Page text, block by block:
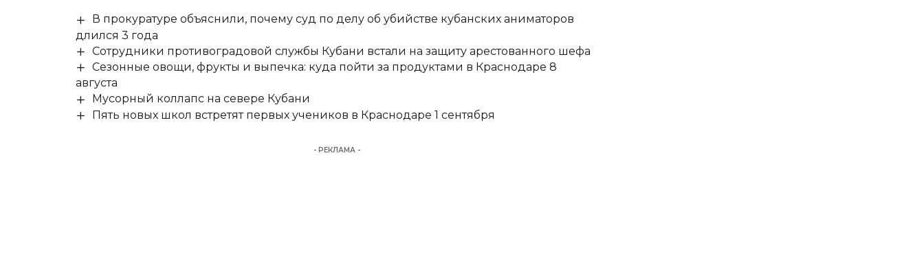
В прокуратуре объяснили, почему суд по делу об убийстве кубанских аниматоров
длился 3 года
Сотрудники противоградовой службы Кубани встали на защиту арестованного шефа
Сезонные овощи, фрукты и выпечка: куда пойти за продуктами в Краснодаре 8
августа
Мусорный коллапс на севере Кубани
Пять новых школ встретят первых учеников в Краснодаре 1 сентября
- РЕКЛАМА -